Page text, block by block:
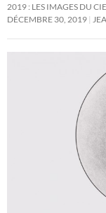
2019 : LES IMAGES DU
DÉCEMBRE 30, 2019